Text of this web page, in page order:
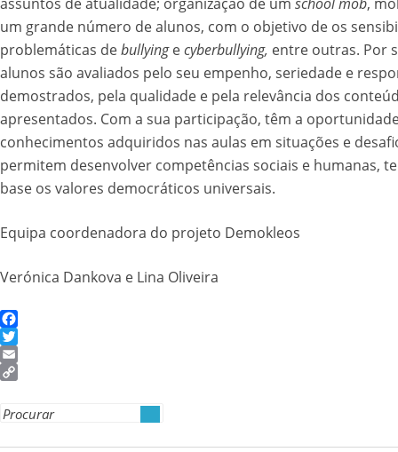
um grande número de alunos, com o objetivo de os
problemáticas debullyingecyberbullying, entre outras. Por
alunos são avaliados pelo seu empenho, seriedade e
demostrados, pela qualidade e pela relevância dos
apresentados. Com a sua participação, têm a
conhecimentos adquiridos nas aulas em situações e
permitem desenvolver competências sociais e humanas,
base os valores democráticos universais.
Equipa coordenadora do projeto Demokleos
Verónica Dankova e Lina Oliveira
Facebook
Twitter
Email
Link
Search